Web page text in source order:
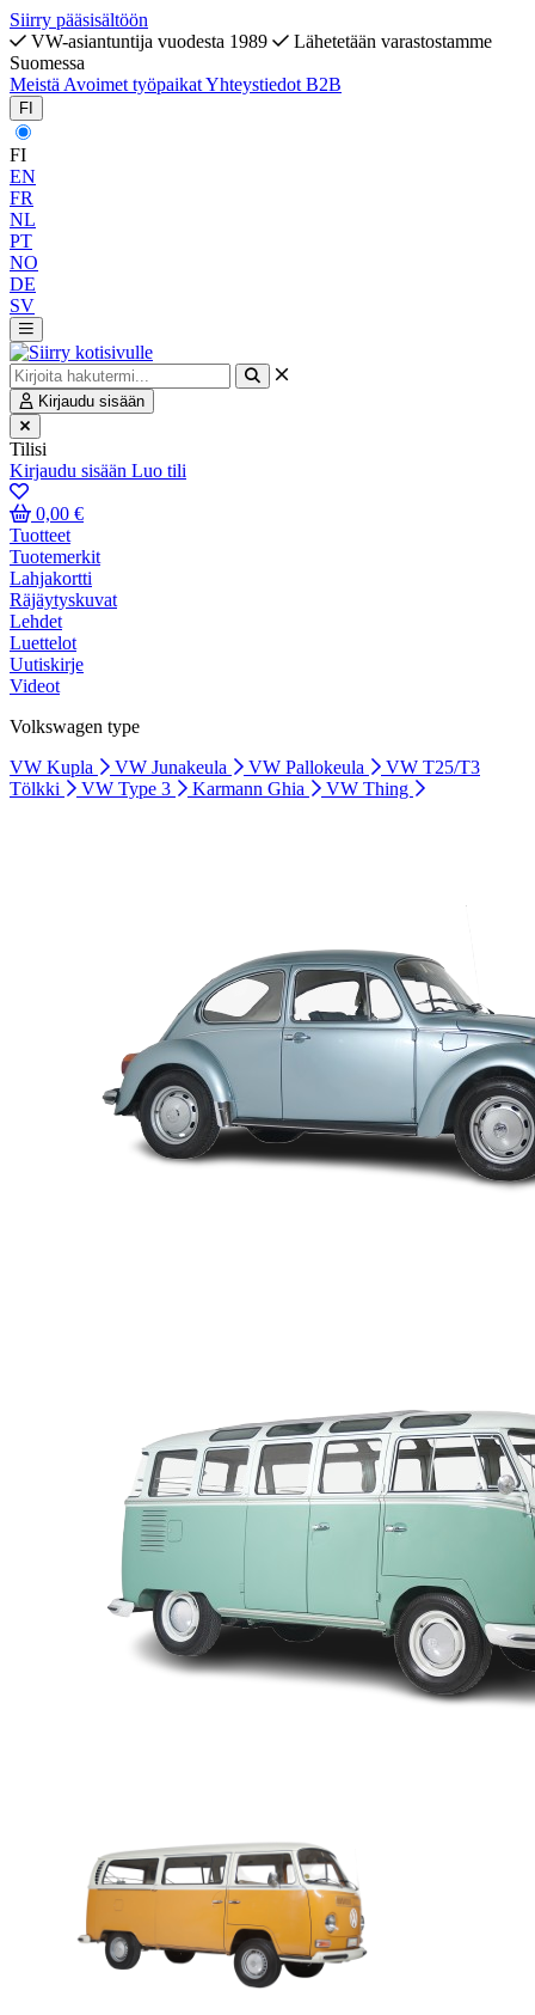
Siirry pääsisältöön
VW-asiantuntija vuodesta 1989
Lähetetään varastostamme
Suomessa
Meistä Avoimet työpaikatYhteystiedot B2B
FI
FI
EN
FR
NL
PT
NO
DE
SV
Kirjaudu sisään
Tilisi
Kirjaudu sisään Luo tili
0,00 €
Tuotteet
Tuotemerkit
Lahjakortti
Räjäytyskuvat
Lehdet
Luettelot
Uutiskirje
Videot
Volkswagen type
VW Kupla
VW Junakeula VW Pallokeula
VW T25/T3
Tölkki
VW Type 3 Karmann Ghia VW Thing